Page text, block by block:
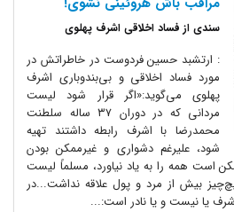
سندی از فساد اخلاقی اشرف پهلوی
: ارتشبد حسین فردوست در خاطراتش در
مورد فساد اخلاقی و بی‌بندوباری اشرف
پهلوی می‌گوید:«اگر قرار شود لیست
مردانی که در دوران ۳۷ ساله سلطنت
محمدرضا با اشرف رابطه داشتند تهیه
شود، علیرغم دشواری و غیرممکن بودن
است همه را به یاد نیاورد، مسلماً لیست
بیش از مرد و پول علاقه نداشت...در
یا نیست و یا نادر است:...